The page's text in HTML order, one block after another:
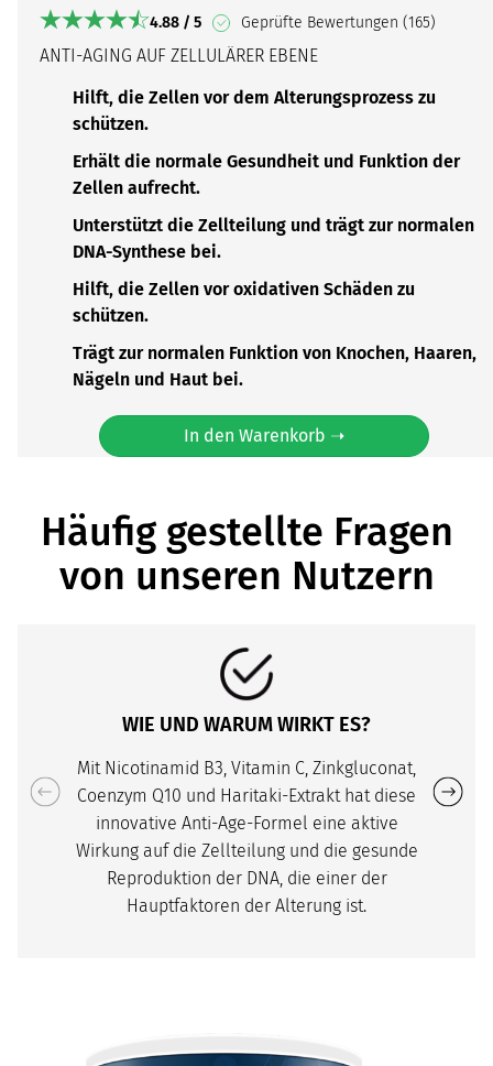
4.88 / 5 Geprüfte Bewertungen (165)
ANTI-AGING AUF ZELLULÄRER EBENE
Hilft, die Zellen vor dem Alterungsprozess zu
schützen.
Erhält die normale Gesundheit und Funktion der
Zellen aufrecht.
Unterstützt die Zellteilung und trägt zur normalen
DNA-Synthese bei.
Hilft, die Zellen vor oxidativen Schäden zu
schützen.
Trägt zur normalen Funktion von Knochen, Haaren,
Nägeln und Haut bei.
In den Warenkorb ➝
Häufig gestellte Fragen
von unseren Nutzern
WIE UND WARUM WIRKT ES?
Mit Nicotinamid B3, Vitamin C, Zinkgluconat,
Coenzym Q10 und Haritaki-Extrakt hat diese
innovative Anti-Age-Formel eine aktive
Wirkung auf die Zellteilung und die gesunde
Reproduktion der DNA, die einer der
Hauptfaktoren der Alterung ist.